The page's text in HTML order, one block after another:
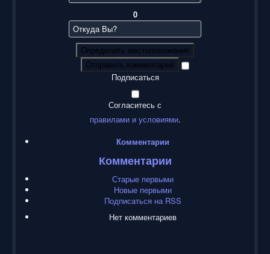
0
Определить местоположение
Отправить комментарий
Подписаться
Согласитесь с
правилами и условиями.
Комментарии
Комментарии
Старые первыми
Новые первыми
Подписаться на RSS
Нет комментариев